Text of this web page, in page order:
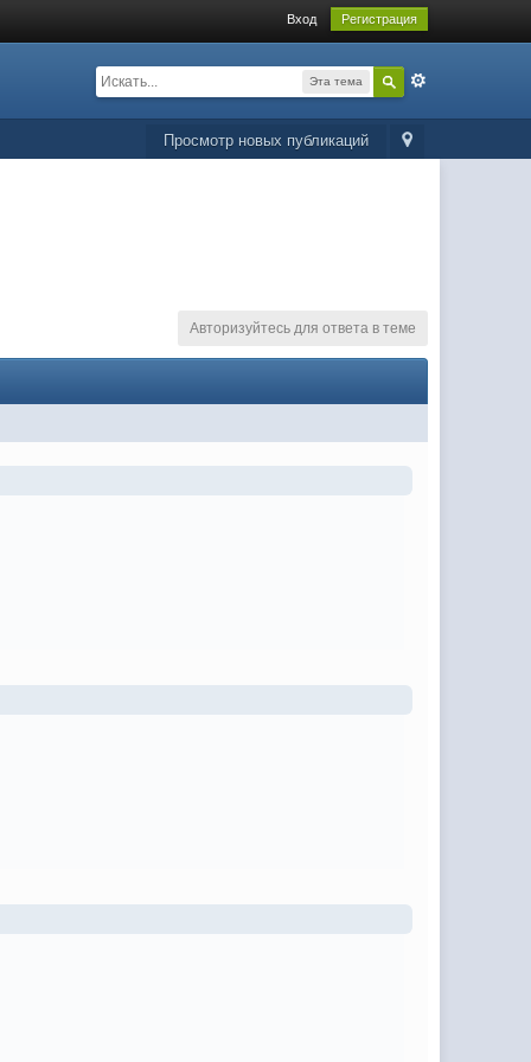
Вход Регистрация
Эта тема
Просмотр новых публикаций
Авторизуйтесь для ответа в теме